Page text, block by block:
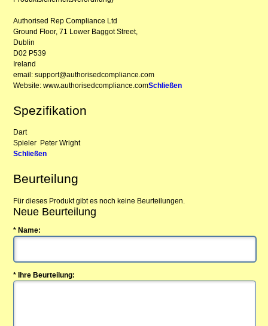
Authorised Rep Compliance Ltd
Ground Floor, 71 Lower Baggot Street,
Dublin
D02 P539
Ireland
email: support@authorisedcompliance.com
Website: www.authorisedcompliance.comSchließen
Spezifikation
Dart
Spieler Peter Wright
Schließen
Beurteilung
Für dieses Produkt gibt es noch keine Beurteilungen.
Neue Beurteilung
* Name:
* Ihre Beurteilung: